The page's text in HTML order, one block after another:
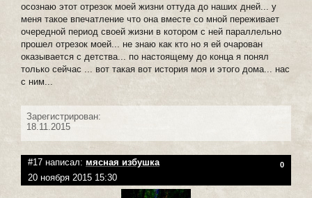
осознаю этот отрезок моей жизни оттуда до наших дней... у
меня такое впечатление что она вместе со мной переживает
очередной период своей жизни в котором с ней параллельно
прошел отрезок моей... не знаю как кто но я ей очарован
оказывается с детства... по настоящему до конца я понял
только сейчас ... вот такая вот история моя и этого дома... нас
с ним...
Зарегистрирован:
18.11.2015
#17 написал: мясная избушка 0
20 ноября 2015 15:30